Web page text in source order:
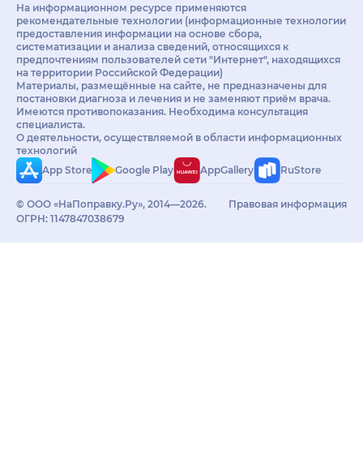
На информационном ресурсе применяются
рекомендательные технологии (информационные технологии
предоставления информации на основе сбора,
систематизации и анализа сведений, относящихся к
предпочтениям пользователей сети "Интернет", находящихся
на территории Российской Федерации)
Материалы, размещённые на сайте, не предназначены для
постановки диагноза и лечения и не заменяют приём врача.
Имеются противопоказания. Необходима консультация
специалиста.
О деятельности, осуществляемой в области информационных
технологий
App Store
Google Play AppGallery RuStore
© ООО «НаПоправку.Ру», 2014—2026.
ОГРН: 1147847038679
Правовая информация